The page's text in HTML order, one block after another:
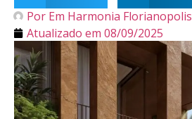
Por Em Harmonia Florianopolis
Atualizado em 08/09/2025